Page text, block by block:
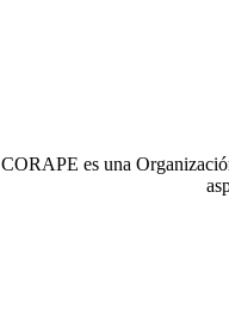
CORAPE es una